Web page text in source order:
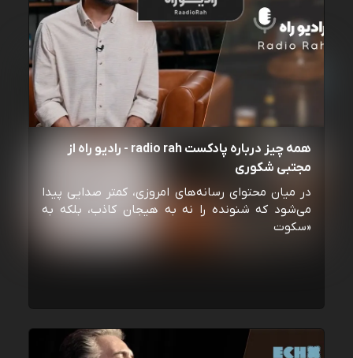
همه چیز درباره پادکست radio rah - رادیو راه از
مجتبی شکوری
در میان محتوای رسانه‌های امروزی، کمتر صدایی پیدا
می‌شود که شنونده را نه به هیجان کاذب، بلکه به
«سکوت